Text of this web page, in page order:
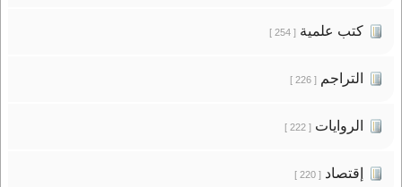
كتب علمية[ 254 ]
التراجم[ 226 ]
الروايات[ 222 ]
إقتصاد[ 220 ]